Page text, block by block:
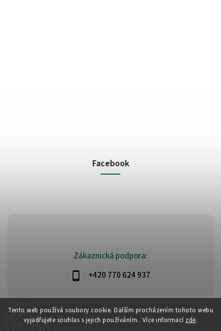
Tento web používá soubory cookie. Dalším procházením tohoto webu
vyjadřujete souhlas s jejich používáním.. Více informací zde.
Zákaznická podpora:
+420 770 624 937
Facebook
Copyright 2026PlanetAyurveda. Všechna práva vyhrazena.